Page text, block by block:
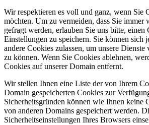
Wir respektieren es voll und ganz, wenn Sie
möchten. Um zu vermeiden, dass Sie immer
gefragt werden, erlauben Sie uns bitte,
Einstellungen zu speichern. Sie können sich
andere Cookies zulassen, um unsere
zu können. Wenn Sie Cookies ablehnen,
Cookies auf unserer Domain entfernt.
Wir stellen Ihnen eine Liste der von Ihrem
Domain gespeicherten Cookies zur
Sicherheitsgründen können wie Ihnen keine
von anderen Domains gespeichert werden.
Sicherheitseinstellungen Ihres Browsers